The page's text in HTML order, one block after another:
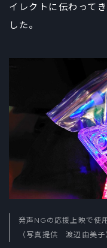
イレクトに伝わって
した。
発声NGの応援上映で使
（写真提供 渡辺由美子